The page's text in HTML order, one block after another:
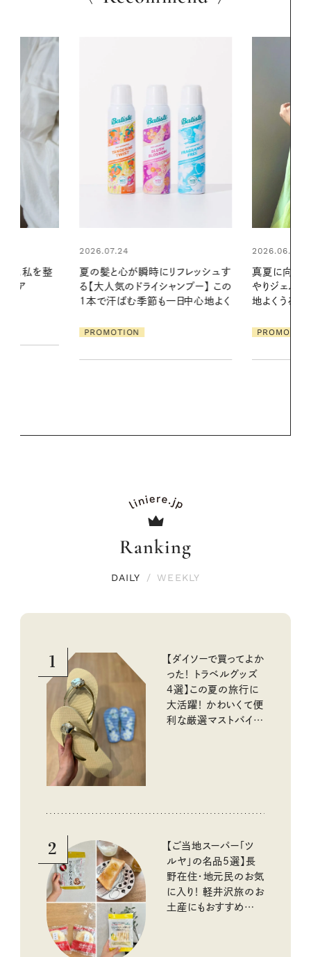
レッシュす
プー】 この
2026.06.01
真夏に向けて、ハーブが香るひん
やりジェルと出合う。暑い季節に心
地よくうるおう、軽やかなボディケ
PROMOTION
2026.07.21
リーとの重
Ranking
DAILY / WEEKLY
1
【ダイソーで買ってよか
った！ トラベルグッズ
4選】この夏の旅行に
大活躍！ かわいくて便
利な厳選マストバイア
2
【ご当地スーパー「ツ
ルヤ」の名品5選】長
野在住・地元民のお気
に入り！ 軽井沢旅のお
土産にもおすすめのお